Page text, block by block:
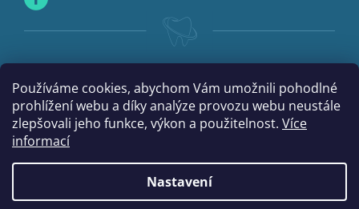
Používáme cookies, abychom Vám umožnili pohodlné
prohlížení webu a díky analýze provozu webu neustále
zlepšovali jeho funkce, výkon a použitelnost. Více
informací
Nastavení
Vytvořil Shoptet |mime digital